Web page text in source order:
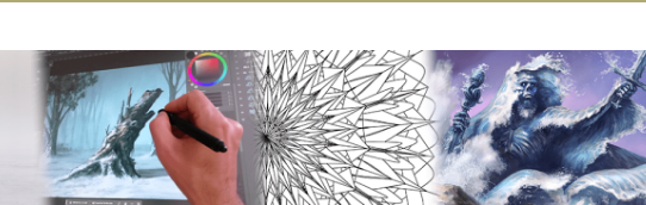
Biographie
Mentions légales